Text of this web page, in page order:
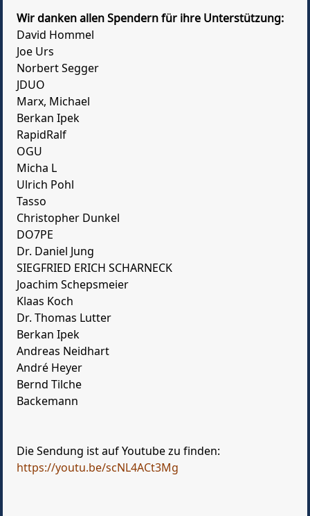
Wir danken allen Spendern für ihre Unterstützung:
David Hommel
Joe Urs
Norbert Segger
JDUO
Marx, Michael
Berkan Ipek
RapidRalf
OGU
Micha L
Ulrich Pohl
Tasso
Christopher Dunkel
DO7PE
Dr. Daniel Jung
SIEGFRIED ERICH SCHARNECK
Joachim Schepsmeier
Klaas Koch
Dr. Thomas Lutter
Berkan Ipek
Andreas Neidhart
André Heyer
Bernd Tilche
Backemann
Die Sendung ist auf Youtube zu finden:
https://youtu.be/scNL4ACt3Mg